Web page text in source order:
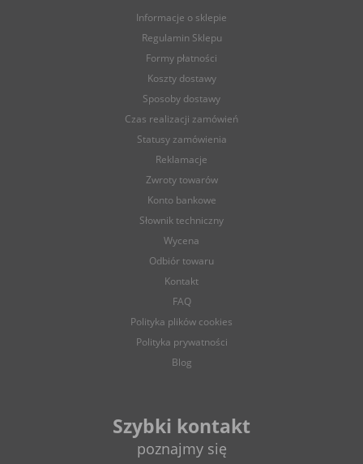
Informacje o sklepie
Regulamin Sklepu
Formy płatności
Koszty dostawy
Sposoby dostawy
Czas realizacji zamówień
Statusy zamówienia
Reklamacje
Zwroty towarów
Konto bankowe
Słownik techniczny
Wycena
Odbiór towaru
Kontakt
FAQ
Polityka plików cookies
Polityka prywatności
Blog
Szybki kontakt
poznajmy się